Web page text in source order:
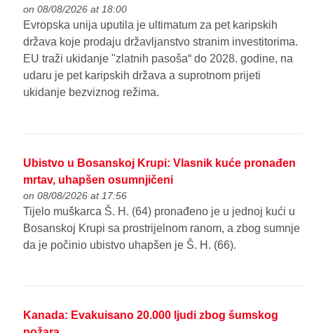
on 08/08/2026 at 18:00
Evropska unija uputila je ultimatum za pet karipskih
država koje prodaju državljanstvo stranim investitorima.
EU traži ukidanje "zlatnih pasoša“ do 2028. godine, na
udaru je pet karipskih država a suprotnom prijeti
ukidanje bezviznog režima.
Ubistvo u Bosanskoj Krupi: Vlasnik kuće pronađen
mrtav, uhapšen osumnjičeni
on 08/08/2026 at 17:56
Tijelo muškarca Š. H. (64) pronađeno je u jednoj kući u
Bosanskoj Krupi sa prostrijelnom ranom, a zbog sumnje
da je počinio ubistvo uhapšen je Š. H. (66).
Kanada: Evakuisano 20.000 ljudi zbog šumskog